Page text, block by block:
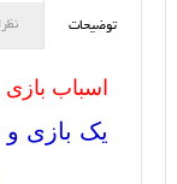
توضیحات
اسباب
یک بازی